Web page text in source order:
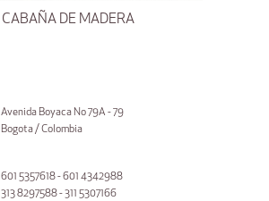
CABAÑA DE MADERA
Avenida Boyaca No 79A - 79
Bogota / Colombia
601 5357618 - 601 4342988
313 8297588 - 311 5307166